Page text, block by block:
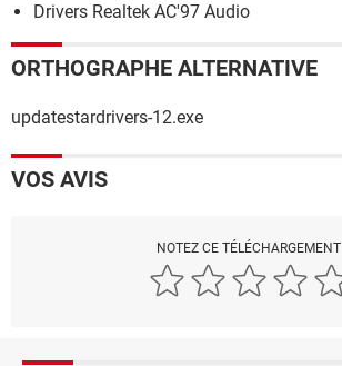
Drivers Realtek AC'97 Audio
ORTHOGRAPHE ALTERNATIVE
updatestardrivers-12.exe
VOS AVIS
NOTEZ CE TÉLÉCHARGEMENT